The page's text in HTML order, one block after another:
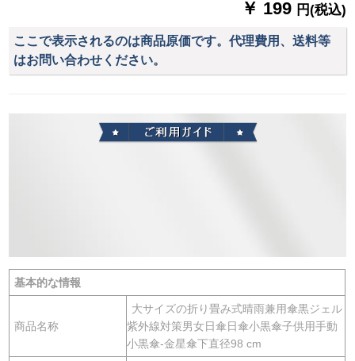
￥ 199 円(税込)
ここで表示されるのは商品原価です。代理費用、送料等
はお問い合わせください。
基本的な情報
商品名称
大サイズの折り畳み式晴雨兼用傘黒ジェル
紫外線対策男女日傘日傘小黒傘子供用手動
小黒傘-金星傘下直径98 cm